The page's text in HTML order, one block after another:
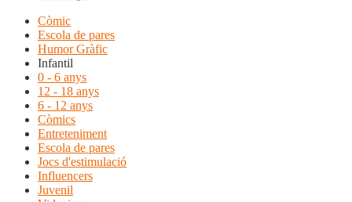
Còmic
Escola de pares
Humor Gràfic
Infantil
0 - 6 anys
12 - 18 anys
6 - 12 anys
Còmics
Entreteniment
Escola de pares
Jocs d'estimulació
Influencers
Juvenil